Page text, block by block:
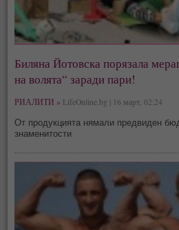
Биляна Йотовска порязала
на волята“ заради пари!
РИАЛИТИ » LifeOnline.bg | 16 март, 02:24
От продукцията нямали предвиден
знаменитости